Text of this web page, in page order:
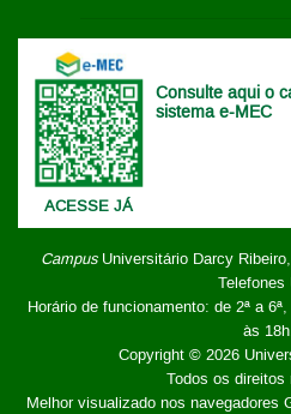
ACESSE JÁ
Consulte aqui o
sistema e-MEC
CampusUniversitário Darcy Ribeiro,
Telefones
Horário de funcionamento: de 2ª a
às
Copyright © 2026
Todos os direitos
Melhor visualizado nos navegadores